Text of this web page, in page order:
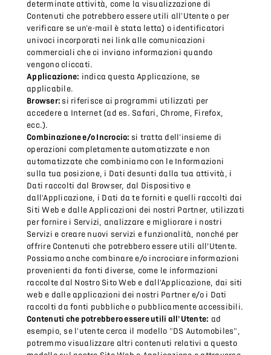
determinate attività, come la visualizzazione di
Contenuti che potrebbero essere utili all'Utente o per
verificare se un'e-mail è stata letta) o identificatori
univoci incorporati nei link alle comunicazioni
commerciali che ci inviano informazioni quando
vengono cliccati.
Applicazione: indica questa Applicazione, se
applicabile.
Browser: si riferisce ai programmi utilizzati per
accedere a Internet (ad es. Safari, Chrome, Firefox,
ecc.).
Combinazione e/o Incrocio: si tratta dell'insieme di
operazioni completamente automatizzate e non
automatizzate che combiniamo con le Informazioni
sulla tua posizione, i Dati desunti dalla tua attività, i
Dati raccolti dal Browser, dal Dispositivo e
dall'Applicazione, i Dati da te forniti e quelli raccolti dai
Siti Web e dalle Applicazioni dei nostri Partner, utilizzati
per fornire i Servizi, analizzare e migliorare i nostri
Servizi e creare nuovi servizi e funzionalità, nonché per
offrire Contenuti che potrebbero essere utili all’Utente.
Possiamo anche combinare e/o incrociare informazioni
provenienti da fonti diverse, come le informazioni
raccolte dal Nostro Sito Web e dall'Applicazione, dai siti
web e dalle applicazioni dei nostri Partner e/o i Dati
raccolti da fonti pubbliche o pubblicamente accessibili.
Contenuti che potrebbero essere utili all'Utente: ad
esempio, se l'utente cerca il modello "DS Automobiles",
potremmo visualizzare altri contenuti relativi a questo